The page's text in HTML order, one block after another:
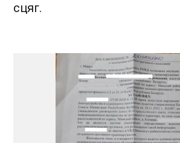
сцяг.